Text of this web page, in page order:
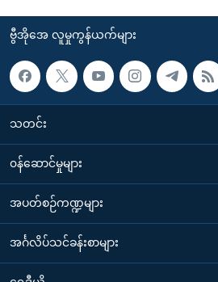
ဗွီအိုအေ လူမှုကွန်ယက်များ
သတင်း
၀န်ဆောင်မှုများ
အပတ်စဉ်ကဏ္ဍများ
အင်္ဂလိပ်သင်ခန်းစာများ